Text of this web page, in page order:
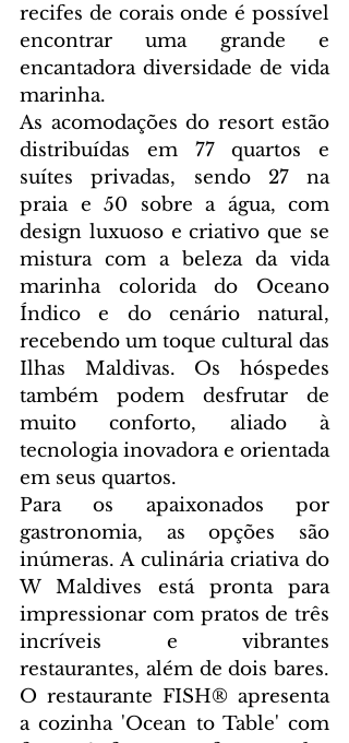
recifes de corais onde é possível
encontrar uma grande e
encantadora diversidade de vida
marinha.
As acomodações do resort estão
distribuídas em 77 quartos e
suítes privadas, sendo 27 na
praia e 50 sobre a água, com
design luxuoso e criativo que se
mistura com a beleza da vida
marinha colorida do Oceano
Índico e do cenário natural,
recebendo um toque cultural das
Ilhas Maldivas. Os hóspedes
também podem desfrutar de
muito conforto, aliado à
tecnologia inovadora e orientada
em seus quartos.
Para os apaixonados por
gastronomia, as opções são
inúmeras. A culinária criativa do
W Maldives está pronta para
impressionar com pratos de três
incríveis e vibrantes
restaurantes, além de dois bares.
O restaurante FISH® apresenta
a cozinha 'Ocean to Table' com